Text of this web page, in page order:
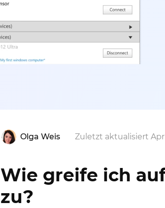
Olga Weis Zuletzt aktualisiert Apr
Wie greife ich
zu?